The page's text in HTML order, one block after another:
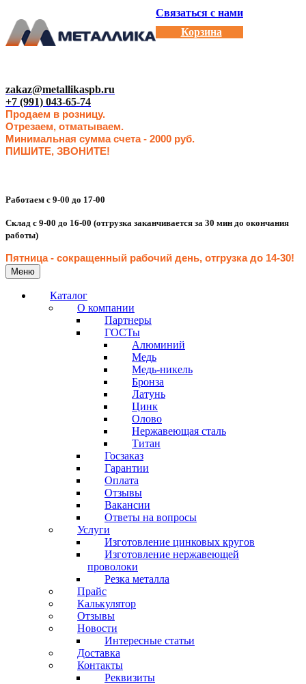
Связаться с нами
Корзина
zakaz@metallikaspb.ru
+7 (991) 043-65-74
Продаем в розницу.
Отрезаем, отматываем.
Минимальная сумма счета - 2000 руб.
ПИШИТЕ, ЗВОНИТЕ!
Работаем с 9-00 до 17-00
Склад с 9-00 до 16-00 (отгрузка заканчивается за 30 мин до окончания
работы)
Пятница - сокращенный рабочий день, отгрузка до 14-30!
Меню
Каталог
О компании
Партнеры
ГОСТы
Алюминий
Медь
Медь-никель
Бронза
Латунь
Цинк
Олово
Нержавеющая сталь
Титан
Госзаказ
Гарантии
Оплата
Отзывы
Вакансии
Ответы на вопросы
Услуги
Изготовление цинковых кругов
Изготовление нержавеющей
проволоки
Резка металла
Прайс
Калькулятор
Отзывы
Новости
Интересные статьи
Доставка
Контакты
Реквизиты